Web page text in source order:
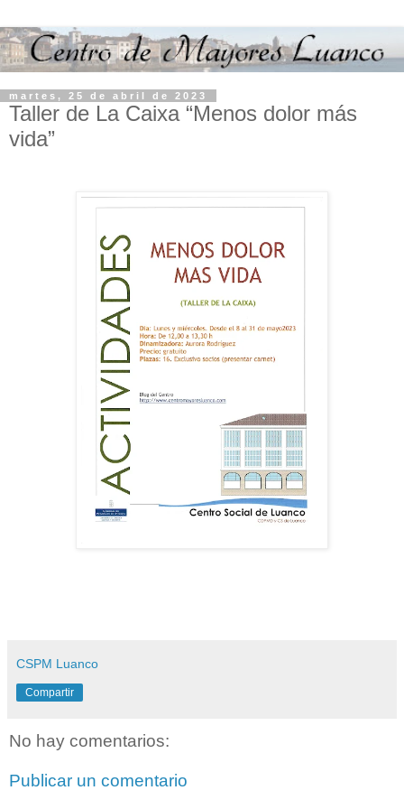
martes, 25 de abril de 2023
Taller de La Caixa “Menos dolor más
vida”
CSPM Luanco
Compartir
No hay comentarios:
Publicar un comentario